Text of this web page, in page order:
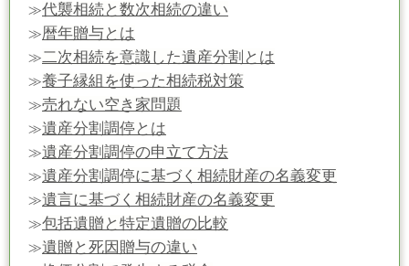
≫代襲相続と数次相続の違い
≫暦年贈与とは
≫二次相続を意識した遺産分割とは
≫養子縁組を使った相続税対策
≫売れない空き家問題
≫遺産分割調停とは
≫遺産分割調停の申立て方法
≫遺産分割調停に基づく相続財産の名義変更
≫遺言に基づく相続財産の名義変更
≫包括遺贈と特定遺贈の比較
≫遺贈と死因贈与の違い